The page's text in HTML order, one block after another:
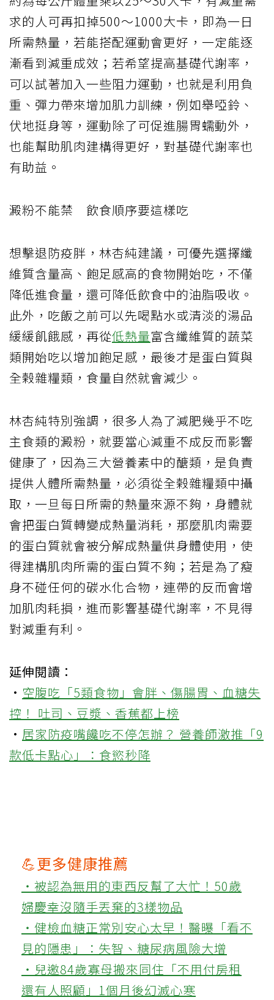
求的人可再扣掉500～1000大卡，即為一日
所需熱量，若能搭配運動會更好，一定能逐
漸看到減重成效；若希望提高基礎代謝率，
可以試著加入一些阻力運動，也就是利用負
重、彈力帶來增加肌力訓練，例如舉啞鈴、
伏地挺身等，運動除了可促進腸胃蠕動外，
也能幫助肌肉建構得更好，對基礎代謝率也
有助益。
澱粉不能禁 飲食順序要這樣吃
想擊退防疫胖，林杏純建議，可優先選擇纖
維質含量高、飽足感高的食物開始吃，不僅
降低進食量，還可降低飲食中的油脂吸收。
此外，吃飯之前可以先喝點水或清淡的湯品
緩緩飢餓感，再從低熱量富含纖維質的蔬菜
類開始吃以增加飽足感，最後才是蛋白質與
全榖雜糧類，食量自然就會減少。
林杏純特別強調，很多人為了減肥幾乎不吃
主食類的澱粉，就要當心減重不成反而影響
健康了，因為三大營養素中的醣類，是負責
提供人體所需熱量，必須從全榖雜糧類中攝
取，一旦每日所需的熱量來源不夠，身體就
會把蛋白質轉變成熱量消耗，那麼肌肉需要
的蛋白質就會被分解成熱量供身體使用，使
得建構肌肉所需的蛋白質不夠；若是為了瘦
身不碰任何的碳水化合物，連帶的反而會增
加肌肉耗損，進而影響基礎代謝率，不見得
對減重有利。
延伸閱讀：
· 空腹吃「5類食物」會胖、傷腸胃、血糖失
控！ 吐司、豆漿、香蕉都上榜
· 居家防疫嘴饞吃不停怎辦？ 營養師激推「9
款低卡點心」：食慾秒降
💪更多健康推薦
‧被認為無用的東西反幫了大忙！50歲
婦慶幸沒隨手丟棄的3樣物品
‧健檢血糖正常別安心太早！醫曝「看不
見的隱患」：失智、糖尿病風險大增
‧兒邀84歲寡母搬來同住「不用付房租
還有人照顧」1個月後幻滅心寒